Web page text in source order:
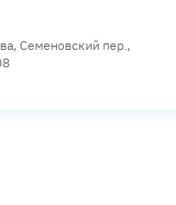
Семеновский пер.,